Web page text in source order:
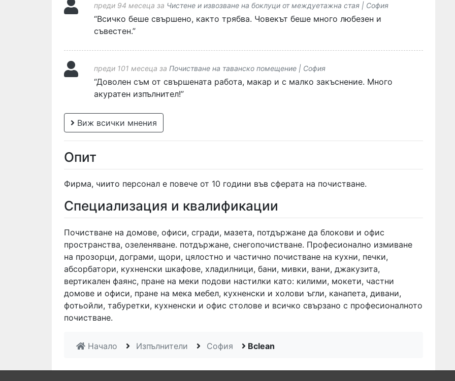
преди 94 месеца за Чистене и извозване на боклуци от междуетажна стая | София
“Всичко беше свършено, както трябва. Човекът беше много любезен и
съвестен.”
преди 101 месеца за Почистване на таванско помещение | София
“Доволен съм от свършената работа, макар и с малко закъснение. Много
акуратен изпълнител!”
Виж всички мнения
Опит
Фирма, чиито персонал е повече от 10 години във сферата на почистване.
Специализация и квалификации
Почистване на домове, офиси, сгради, мазета, потдържане да блокови и офис
пространства, озеленяване. потдържане, снегопочистване. Професионално измиване
на прозорци, дограми, щори, цялостно и частично почистване на кухни, печки,
абсорбатори, кухненски шкафове, хладилници, бани, мивки, вани, джакузита,
вертикален фаянс, пране на меки подови настилки като: килими, мокети, частни
домове и офиси, пране на мека мебел, кухненски и холови ъгли, канапета, дивани,
фотьойли, табуретки, кухненски и офис столове и всичко свързано с професионалното
почистване.
Начало Изпълнители София Bclean